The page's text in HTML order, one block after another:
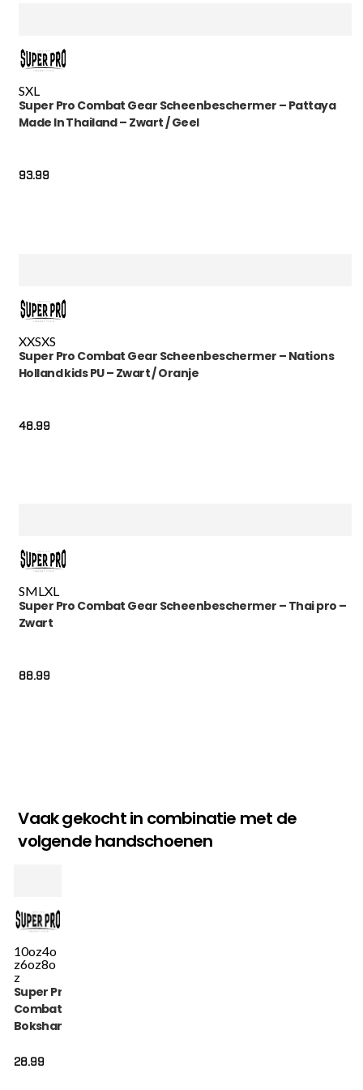
SXL
Super Pro Combat Gear Scheenbeschermer – Pattaya
Made In Thailand – Zwart / Geel
93.99
XXSXS
Super Pro Combat Gear Scheenbeschermer – Nations
Holland kids PU – Zwart / Oranje
48.99
SMLXL
Super Pro Combat Gear Scheenbeschermer – Thai pro –
Zwart
88.99
Vaak gekocht in combinatie met de
volgende handschoenen
10oz4o
z6oz8o
z
Super Pro
Combat Gear
Bokshandschoen
28.99